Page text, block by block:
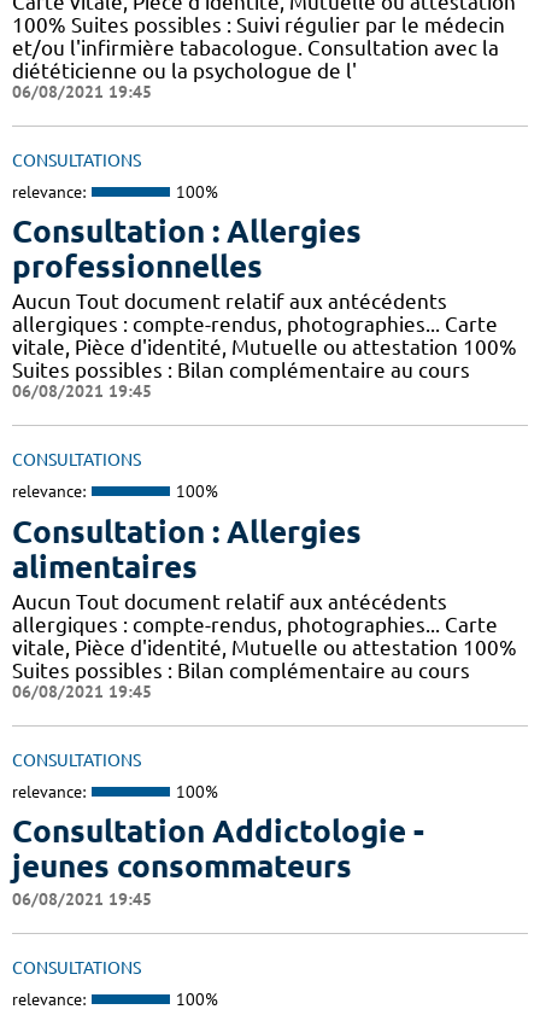
100% Suites possibles : Suivi régulier par le médecin
et/ou l'infirmière tabacologue. Consultation avec la
diététicienne ou la psychologue de l'
06/08/2021 19:45
CONSULTATIONS
relevance: 100%
Consultation : Allergies
professionnelles
Aucun Tout document relatif aux antécédents
allergiques : compte-rendus, photographies... Carte
vitale, Pièce d'identité, Mutuelle ou attestation 100%
Suites possibles : Bilan complémentaire au cours
06/08/2021 19:45
CONSULTATIONS
relevance: 100%
Consultation : Allergies
alimentaires
Aucun Tout document relatif aux antécédents
allergiques : compte-rendus, photographies... Carte
vitale, Pièce d'identité, Mutuelle ou attestation 100%
Suites possibles : Bilan complémentaire au cours
06/08/2021 19:45
CONSULTATIONS
relevance: 100%
Consultation Addictologie -
jeunes consommateurs
06/08/2021 19:45
CONSULTATIONS
relevance: 100%